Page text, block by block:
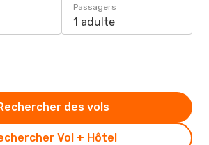
Passagers
1 adulte
Vol + Hôtel
des vols